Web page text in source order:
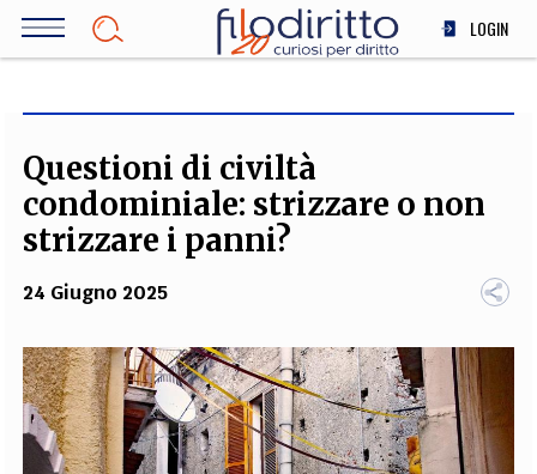
Salta
LOGIN
SOCIETÀ
MEDICINA
SCIENZA
TEAM
FILODIRITTO REDAZIONE COMITATO SCIENTIFICO AUTORI
CURATORI
Questioni di civiltà
condominiale: strizzare o non
strizzare i panni?
24 Giugno 2025